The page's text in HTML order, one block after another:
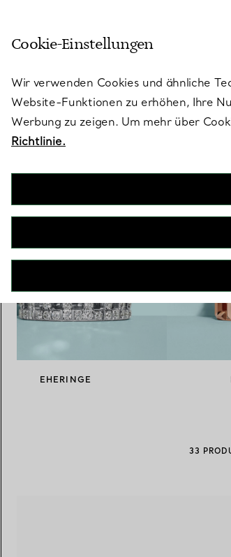
EHERINGE
33
Cookie-Einstellungen
Wir verwenden Cookies und ähnliche
Website-Funktionen zu erhöhen, Ihre
Werbung zu zeigen. Um mehr über
Richtlinie.